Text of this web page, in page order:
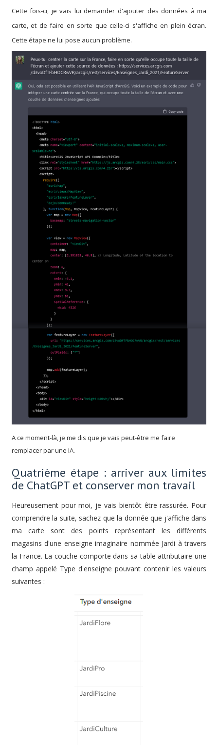
Cette fois-ci, je vais lui demander d'ajouter des données à ma
carte, et de faire en sorte que celle-ci s'affiche en plein écran.
Cette étape ne lui pose aucun problème.
A ce moment-là, je me dis que je vais peut-être me faire
remplacer par une IA.
Quatrième étape : arriver aux limites
de ChatGPT et conserver mon travail
Heureusement pour moi, je vais bientôt être rassurée. Pour
comprendre la suite, sachez que la donnée que j'affiche dans
ma carte sont des points représentant les différents
magasins d'une enseigne imaginaire nommée Jardi à travers
la France. La couche comporte dans sa table attributaire une
champ appelé Type d'enseigne pouvant contenir les valeurs
suivantes :